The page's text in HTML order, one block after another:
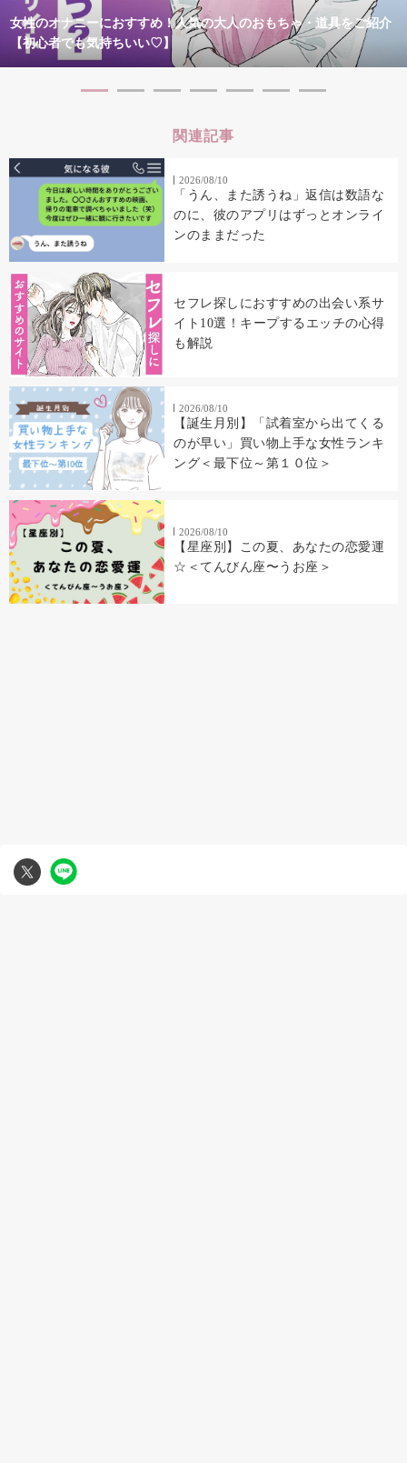
女性のオナニーにおすすめ！人気の大人のおもちゃ・道具をご紹介
【初心者でも気持ちいい♡】
関連記事
2026/08/10
「うん、また誘うね」返信は数語な
のに、彼のアプリはずっとオンライ
ンのままだった
セフレ探しにおすすめの出会い系サ
イト10選！キープするエッチの心得
も解説
2026/08/10
【誕生月別】「試着室から出てくる
のが早い」買い物上手な女性ランキ
ング＜最下位～第１０位＞
2026/08/10
【星座別】この夏、あなたの恋愛運
☆＜てんびん座〜うお座＞